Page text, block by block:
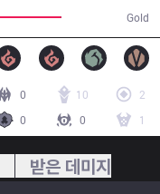
Gold
0 10
2
0
0 1
받은 데미지